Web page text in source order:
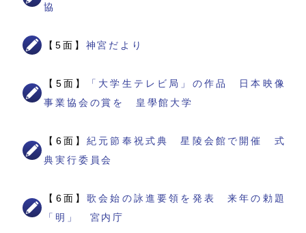
協
【5面】 神宮だより
【5面】
「大学生テレビ局」の作品 日本映像
事業協会の賞を 皇學館大学
【6面】紀元節奉祝式典 星陵会館で開催 式
典実行委員会
【6面】歌会始の詠進要領を発表 来年の勅題
「明」 宮内庁